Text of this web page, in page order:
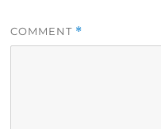
COMMENT *